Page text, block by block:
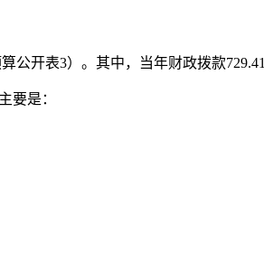
公开表3）。其中，当年财政拨款729.41
要是：